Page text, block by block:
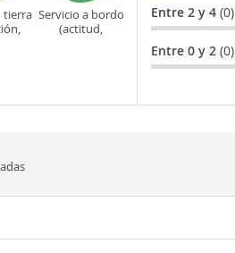
tierra Servicio a bordo
(actitud,
Entre 2 y 4(0)
Entre 0 y 2(0)